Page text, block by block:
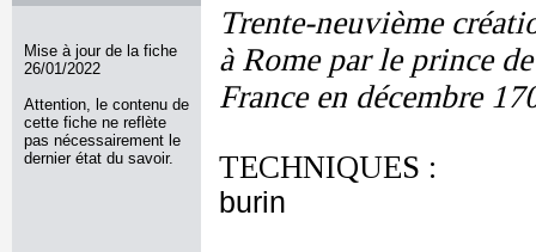
Mise à jour de la fiche
26/01/2022
Attention, le contenu de
cette fiche ne reflète
pas nécessairement le
dernier état du savoir.
Trente-neuvième
à Rome par le prince
France en décembre
TECHNIQUES :
burin